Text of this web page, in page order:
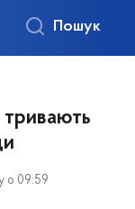
Пошук
тривають
о 09:59